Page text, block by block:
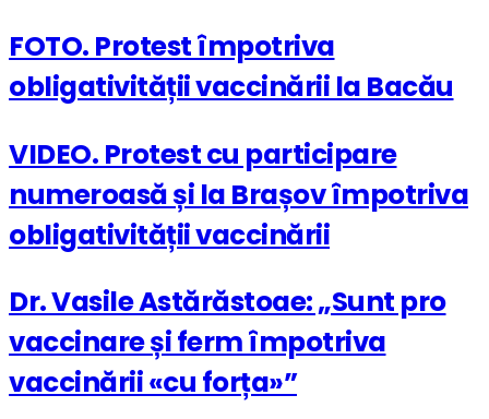
FOTO. Protest împotriva
obligativității vaccinării la Bacău
VIDEO. Protest cu participare
numeroasă și la Brașov împotriva
obligativității vaccinării
Dr. Vasile Astărăstoae: „Sunt pro
vaccinare și ferm împotriva
vaccinării «cu forța»”